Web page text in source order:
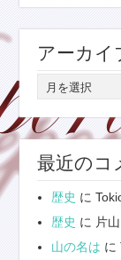
ゴ
リ
ー
アーカイ
ア
ー
カ
イ
ブ
最近のコ
歴史 に
歴史 に 片
山の名は に